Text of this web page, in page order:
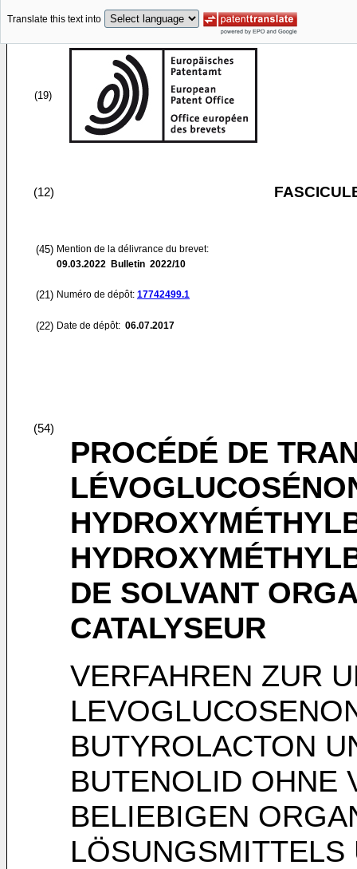
Translate this text into
(19)
(12)
(45) Mention de la délivrance du brevet:
09.03.2022 Bulletin 2022/10
(21) Numéro de dépôt: 17742499.1
(22) Date de dépôt: 06.07.2017
(54)
PROCÉDÉ DE
DE SOLVANT
CATALYSEUR
VERFAHREN ZUR
BUTYROLACTON
BUTENOLID OHNE
BELIEBIGEN
LÖSUNGSMITTELS